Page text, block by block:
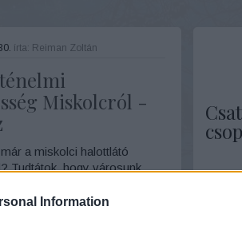
Information
írta: Reiman Zoltán
Miskolcról -
a miskolci halottlátó
Tudtátok, hogy városunk
Tudjátok ki volt Dzsekszon?